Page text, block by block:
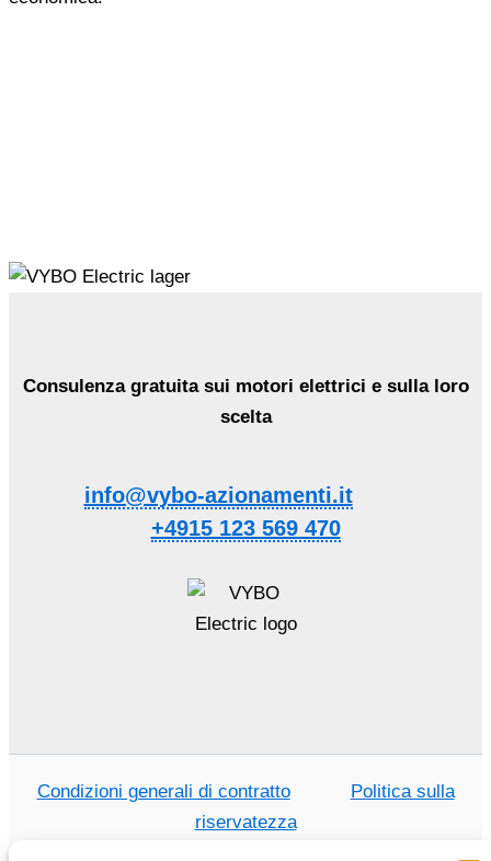
Consulenza gratuita sui motori elettrici e sulla loro
scelta
info@vybo-azionamenti.it
+4915 123 569 470
Condizioni generali di contratto
Politica sulla
riservatezza